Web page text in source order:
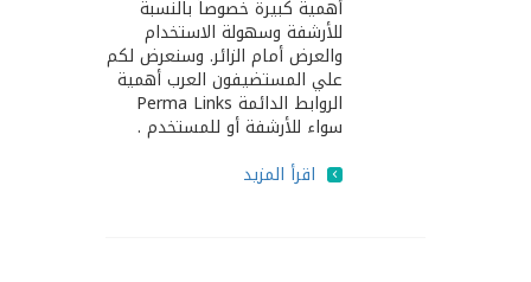
أهمية كبيرة خصوصاً بالنسبة
للأرشفة وسهولة الاستخدام
والعرض أمام الزائر. وسنعرض لكم
علي المستضيفون العرب أهمية
الروابط الدائمة Perma Links
سواء للأرشفة أو للمستخدم .
اقرأ المزيد